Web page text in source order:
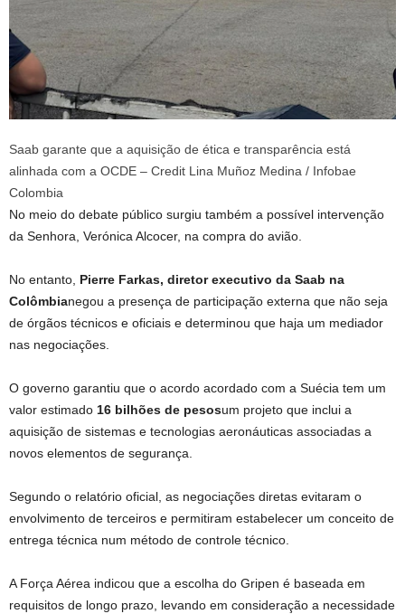
Saab garante que a aquisição de ética e transparência está
alinhada com a OCDE – Credit Lina Muñoz Medina / Infobae
Colombia
No meio do debate público surgiu também a possível intervenção
da Senhora, Verónica Alcocer, na compra do avião.
No entanto, Pierre Farkas, diretor executivo da Saab na
Colômbianegou a presença de participação externa que não seja
de órgãos técnicos e oficiais e determinou que haja um mediador
nas negociações.
O governo garantiu que o acordo acordado com a Suécia tem um
valor estimado 16 bilhões de pesosum projeto que inclui a
aquisição de sistemas e tecnologias aeronáuticas associadas a
novos elementos de segurança.
Segundo o relatório oficial, as negociações diretas evitaram o
envolvimento de terceiros e permitiram estabelecer um conceito de
entrega técnica num método de controle técnico.
A Força Aérea indicou que a escolha do Gripen é baseada em
requisitos de longo prazo, levando em consideração a necessidade